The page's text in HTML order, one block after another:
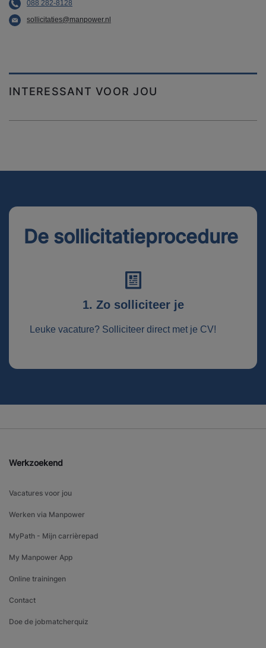
088 282-8128
sollicitaties@manpower.nl
INTERESSANT VOOR JOU
De sollicitatieprocedure
1. Zo solliciteer je
Leuke vacature? Solliciteer direct met je CV!
Werkzoekend
Vacatures voor jou
Werken via Manpower
MyPath - Mijn carrièrepad
My Manpower App
Online trainingen
Contact
Doe de jobmatcherquiz